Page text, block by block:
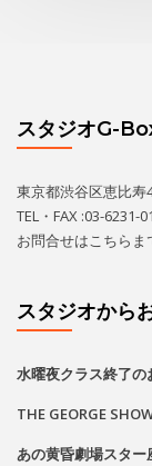
スタジオG-
東京都渋谷区恵比
TEL・FAX :03-6231-
お問合せはこちら ま
スタジオから
水曜夜クラス終了
THE GEORGE
あの黄昏劇場スター